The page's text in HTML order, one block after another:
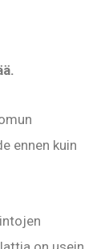
ennen kuin